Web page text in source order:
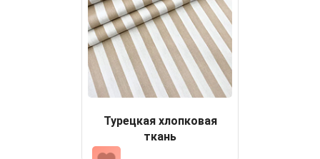
Турецкая хлопковая
ткань